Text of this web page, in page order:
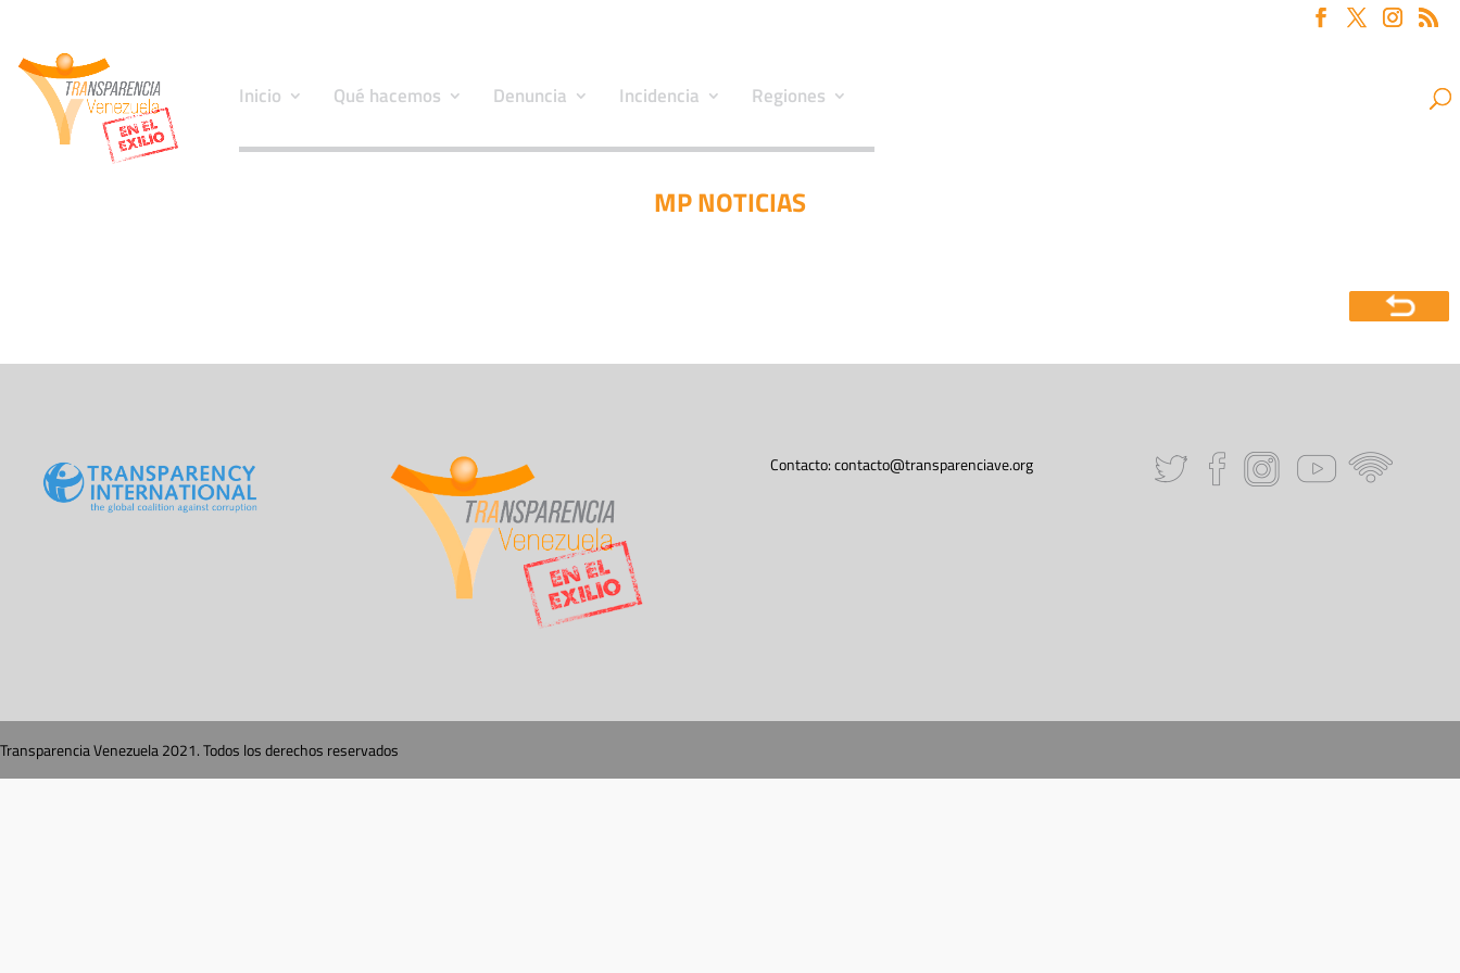
Inicio Qué hacemos Denuncia Incidencia Regiones
MP NOTICIAS
Contacto:contacto@transparenciave.org
Transparencia Venezuela 2021. Todos los derechos reservados